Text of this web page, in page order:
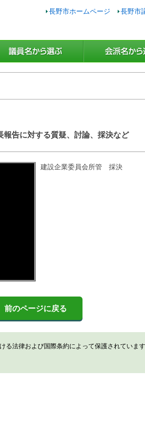
長野市ホームページ 長野市
告に対する質疑、討論、採決など
建設企業委員会所管 採決
前のページに戻る
る法律および国際条約によって保護されていま